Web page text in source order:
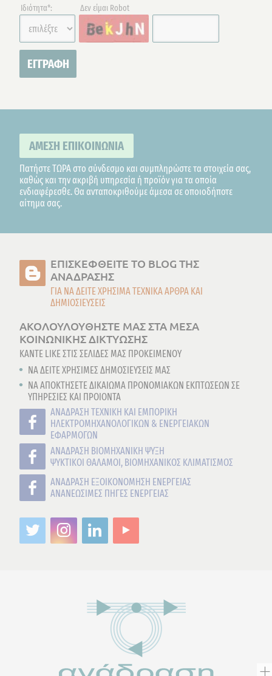
Ιδιότητα*: Δεν είμαι Robot
ΕΓΓΡΑΦΗ
ΑΜΕΣΗ ΕΠΙΚΟΙΝΩΝΙΑ
Πατήστε ΤΩΡΑ στο σύνδεσμο και συμπληρώστε τα στοιχεία σας,
καθώς και την ακριβή υπηρεσία ή προϊόν για τα οποία
ενδιαφέρεσθε. Θα ανταποκριθούμε άμεσα σε οποιοδήποτε
αίτημα σας.
ΕΠΙΣΚΕΦΘEIΤΕ ΤΟ BLOG ΤΗΣ
ΑΝΑΔΡΑΣΗΣ
ΓΙΑ ΝΑ ΔΕΙΤΕ ΧΡΗΣΙΜΑ ΤΕΧΝΙΚΑ ΑΡΘΡΑ ΚΑΙ
ΔΗΜΙΟΣΙΕΥΣΕΙΣ
ΑΚΟΛΟΥΛΟΥΘΗΣΤΕ ΜΑΣ ΣΤΑ ΜΕΣΑ
ΚΟΙΝΩΝΙΚΗΣ ΔΙΚΤΥΩΣΗΣ
ΚΑΝΤΕ LIKE ΣΤΙΣ ΣΕΛΙΔΕΣ ΜΑΣ ΠΡΟΚΕΙΜΕΝΟΥ
NA ΔΕΙΤΕ ΧΡΗΣΙΜΕΣ ΔΗΜΟΣΙΕΥΣΕΙΣ ΜΑΣ
ΝΑ ΑΠΟΚΤΗΣΕΤΕ ΔΙΚΑIΩΜΑ ΠΡΟΝΟΜΙΑΚΩΝ ΕΚΠΤΩΣΕΩΝ ΣΕ
ΥΠΗΡΕΣΙΕΣ ΚΑΙ ΠΡΟΙΟΝΤΑ
ΑΝΑΔΡΑΣΗ ΤΕΧΝΙΚΗ ΚΑΙ ΕΜΠΟΡΙΚΗ
ΗΛΕΚΤΡΟΜΗΧΑΝΟΛΟΓΙΚΩΝ & ΕΝΕΡΓΕΙΑΚΩΝ
ΕΦΑΡΜΟΓΩΝ
ΑΝΑΔΡΑΣΗ ΒΙΟΜΗΧΑΝΙΚΗ ΨΥΞΗ
ΨΥΚΤΙΚΟΙ ΘΑΛΑΜΟΙ, ΒΙΟΜΗΧΑΝΙΚΟΣ ΚΛΙΜΑΤΙΣΜΟΣ
ΑΝΑΔΡΑΣΗ ΕΞΟΙΚΟΝΟΜΗΣΗ ΕΝΕΡΓΕΙΑΣ
ΑΝΑΝΕΩΣΙΜΕΣ ΠΗΓΕΣ ΕΝΕΡΓΕΙΑΣ